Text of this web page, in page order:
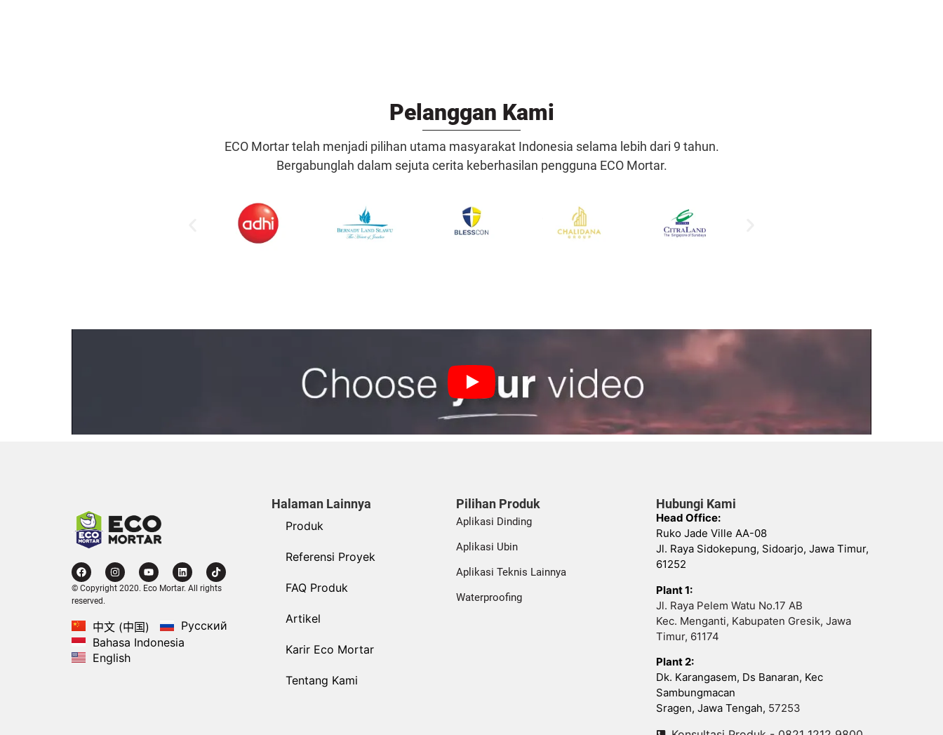
Pelanggan Kami
ECO Mortar telah menjadi pilihan utama masyarakat Indonesia selama lebih dari 9 tahun.
Bergabunglah dalam sejuta cerita keberhasilan pengguna ECO Mortar.
© Copyright 2020. Eco Mortar. All rights
reserved.
中文 (中国)
Русский
Bahasa Indonesia
English
Halaman Lainnya
Produk
Referensi Proyek
FAQ Produk
Artikel
Karir Eco Mortar
Tentang Kami
Pilihan Produk
Aplikasi Dinding
Aplikasi Ubin
Aplikasi Teknis Lainnya
Waterproofing
Hubungi Kami
Head Office:
Ruko Jade Ville AA-08
Jl. Raya Sidokepung, Sidoarjo, Jawa Timur,
61252
Plant 1:
Jl. Raya Pelem Watu No.17 AB
Kec. Menganti, Kabupaten Gresik, Jawa
Timur, 61174
Plant 2:
Dk. Karangasem, Ds Banaran, Kec
Sambungmacan
Sragen, Jawa Tengah, 57253